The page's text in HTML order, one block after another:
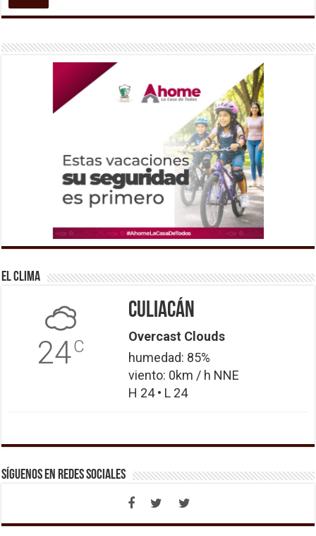
El Clima
24C
Culiacán
Overcast Clouds
humedad: 85%
viento: 0km / h NNE
H 24 • L 24
Síguenos en Redes Sociales